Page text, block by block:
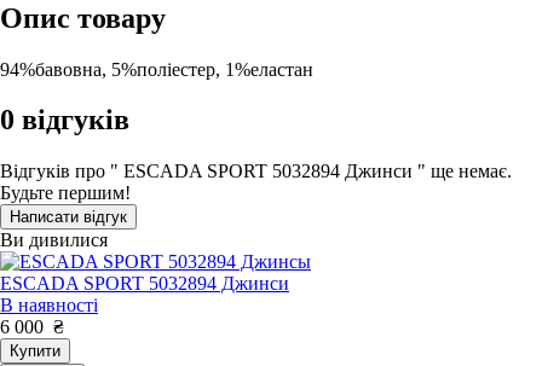
Опис товару
94%бавовна, 5%поліестер, 1%еластан
0 відгуків
Відгуків про " ESCADA SPORT 5032894 Джинси " ще немає.
Будьте першим!
Написати відгук
Ви дивилися
ESCADA SPORT 5032894 Джинси
В наявності
6 000 ₴
Купити